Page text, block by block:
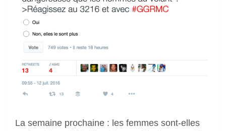
La semaine prochaine : les femmes sont-elles